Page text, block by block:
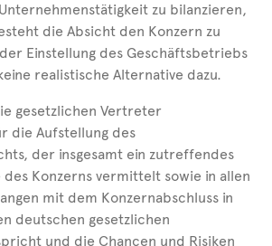
zu bilanzieren,
die Absicht den Konzern zu
Einstellung des Geschäftsbetriebs
realistische Alternative dazu.
gesetzlichen Vertreter
die Aufstellung des
der insgesamt ein zutreffendes
des Konzerns vermittelt sowie in allen
mit dem Konzernabschluss in
deutschen gesetzlichen
und die Chancen und Risiken